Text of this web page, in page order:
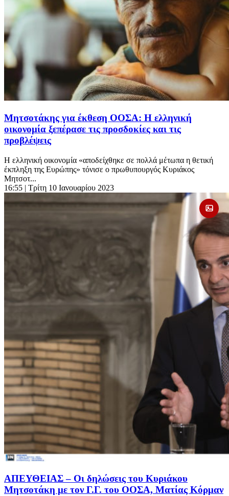
Μητσοτάκης για έκθεση ΟΟΣΑ: Η ελληνική
οικονομία ξεπέρασε τις προσδοκίες και τις
προβλέψεις
Η ελληνική οικονομία «αποδείχθηκε σε πολλά μέτωπα η θετική
έκπληξη της Ευρώπης» τόνισε ο πρωθυπουργός Κυριάκος
Μητσοτ...
16:55 | Τρίτη 10 Ιανουαρίου 2023
ΑΠΕΥΘΕΙΑΣ – Οι δηλώσεις του Κυριάκου
Μητσοτάκη με τον Γ.Γ. του ΟΟΣΑ, Ματίας Κόρμαν